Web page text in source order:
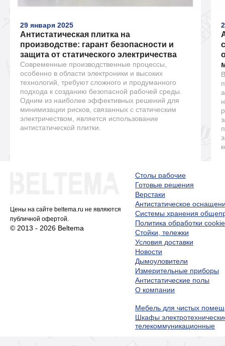
29 января 2025
Антистатическая плитка на
производстве: гарант безопасности и
защита от статического электричества
Современные производственные процессы,
особенно в области электроники и высоких
технологий, требуют сложного и продуманного
подхода к созданию безопасной рабочей среды.
Одним из наиболее эффективных решений для
минимизации рисков, связанных с статическим
электричеством, является использование
антистатической плитки.
Цены на сайте beltema.ru не являются
публичной офертой.
© 2013 - 2026 Beltema
Столы рабочие
Готовые решения
Верстаки
Антистатическое
Системы хранения
Политика обработки cookie
Стойки, тележки
Условия доставки
Новости
Дымоуловители
Измерительные приборы
Антистатические полы
О компании
Мебель для чистых
Шкафы
телекоммуникационные